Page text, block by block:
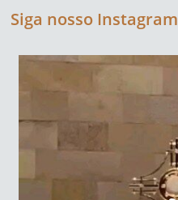
Siga nosso Instagram